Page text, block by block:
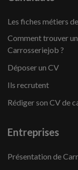
Les fiches métiers
Comment trouver
Carrosseriejob ?
Déposer un CV
Ils recrutent
Rédiger son CV de
Entreprises
Présentation de